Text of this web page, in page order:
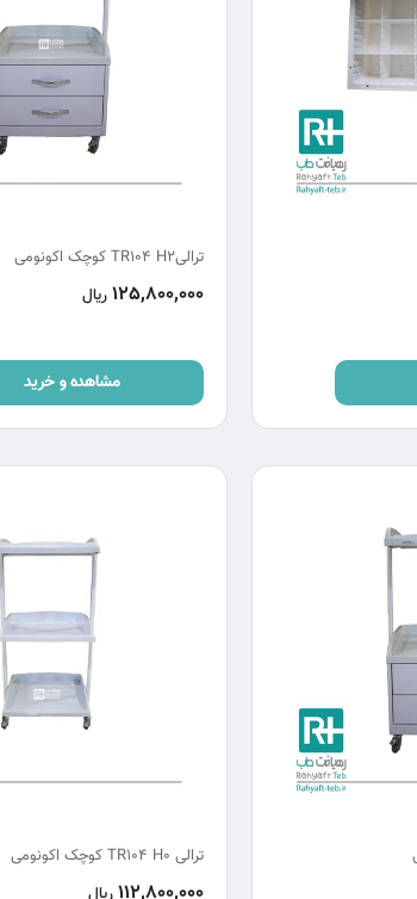
ترالیTR104 H2 کوچک اکونومی
125,800,000 ریال
مشاهده و خرید
ترالی TR104 H0 کوچک اکونومی